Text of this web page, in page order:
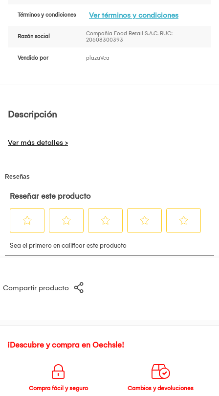
Términos y condiciones Ver términos y condiciones
Razón social
Compañía Food Retail S.A.C. RUC:
20608300393
Vendido por plazaVea
Descripción
Compartir producto
¡Descubre y compra en Oechsle!
Compra fácil y seguro
Cambios y devoluciones